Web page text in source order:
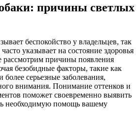
причины светлых
беспокойство у владельцев, так
указывает на состояние здоровья
рассмотрим причины появления
безобидные факторы, такие как
серьезные заболевания,
внимания. Понимание оттенков и
поможет своевременно выявить
необходимую помощь вашему